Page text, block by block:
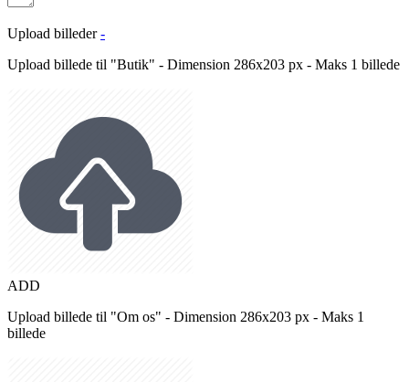
Upload billeder -
Upload billede til "Butik" - Dimension 286x203 px - Maks 1 billede
ADD
Upload billede til "Om os" - Dimension 286x203 px - Maks 1
billede